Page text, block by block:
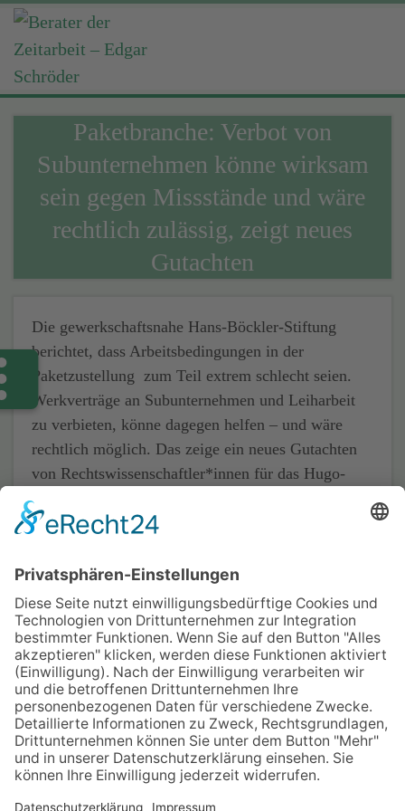
Paketbranche: Verbot von
Subunternehmen könne wirksam
sein gegen Missstände und wäre
rechtlich zulässig, zeigt neues
Gutachten
Die gewerkschaftsnahe Hans-Böckler-Stiftung
berichtet, dass Arbeitsbedingungen in der
Paketzustellung zum Teil extrem schlecht seien.
Werkverträge an Subunternehmen und Leiharbeit
zu verbieten, könne dagegen helfen – und wäre
rechtlich möglich. Das zeige ein neues Gutachten
von Rechtswissenschaftler*innen für das Hugo-
Sinzheimer-Institut (HSI) der Hans-Böckler-
Stiftung.
Quelle: Hans-Böckler-Stiftung
Home
Impressum
Datenschutz
Kontakt & Anfahrt